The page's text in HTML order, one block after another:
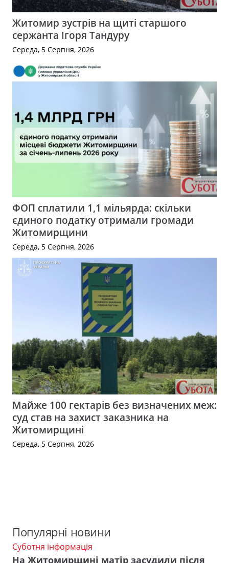
Житомир зустрів на щиті старшого
сержанта Ігоря Тандуру
Середа, 5 Серпня, 2026
ФОП сплатили 1,1 мільярда: скільки
єдиного податку отримали громади
Житомирщини
Середа, 5 Серпня, 2026
Майже 100 гектарів без визначених меж:
суд став на захист заказника на
Житомирщині
Середа, 5 Серпня, 2026
Популярні новини
Суботня інформація
На Житомирщині матір засудили після